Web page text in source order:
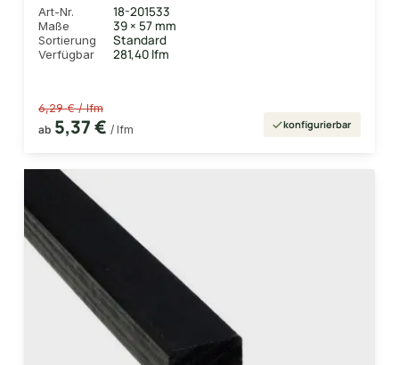
Art-Nr. 18-201533
Maße 39 × 57 mm
Sortierung Standard
Verfügbar 281,40 lfm
6,29 € / lfm
ab 5,37 € / lfm konfigurierbar